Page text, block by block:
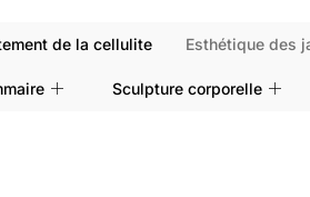
de la cellulite Esthétique des
Sculpture corporelle